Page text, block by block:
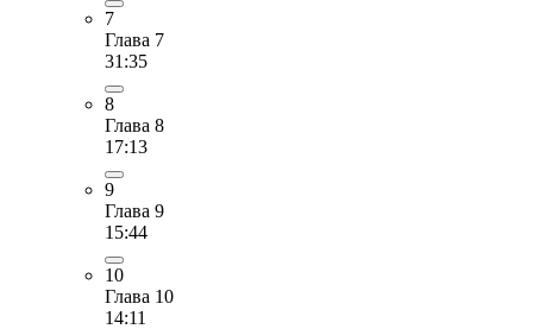
7
Глава 7
31:35
8
Глава 8
17:13
9
Глава 9
15:44
10
Глава 10
14:11